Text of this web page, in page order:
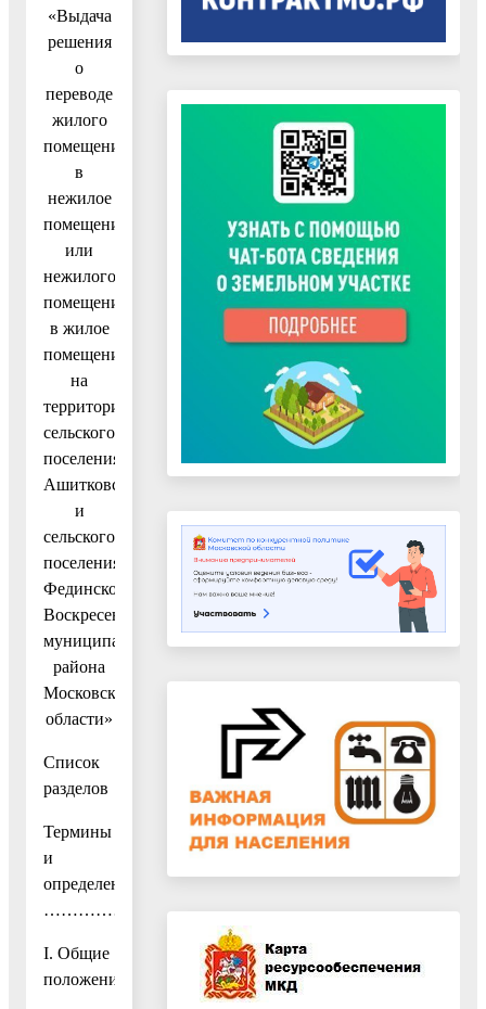
«Выдача
решения
о
переводе
жилого
помещения
в
нежилое
помещение
или
нежилого
помещения
в жилое
помещение
на
территории
сельского
поселения
Ашитковское
и
сельского
поселения
Фединское
Воскресенского
муниципального
района
Московской
области»
Список
разделов
Термины
и
определения...
I. Общие